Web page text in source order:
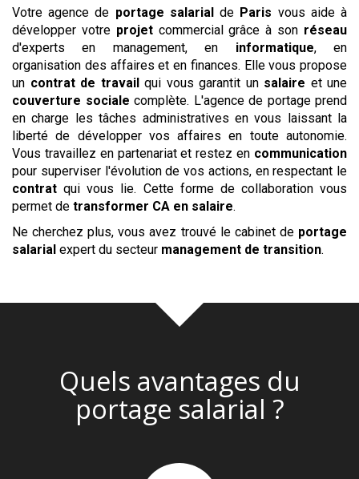
Votre agence de portage salarial de Paris vous aide à
développer votre projet commercial grâce à son réseau
d'experts en management, en informatique, en
organisation des affaires et en finances. Elle vous propose
un contrat de travail qui vous garantit un salaire et une
couverture sociale complète. L'agence de portage prend
en charge les tâches administratives en vous laissant la
liberté de développer vos affaires en toute autonomie.
Vous travaillez en partenariat et restez en communication
pour superviser l'évolution de vos actions, en respectant le
contratqui vous lie. Cette forme de collaboration vous
permet de transformer CA en salaire.
Ne cherchez plus, vous avez trouvé le cabinet de portage
salarial expert du secteur management de transition.
Quels avantages du
portage salarial ?